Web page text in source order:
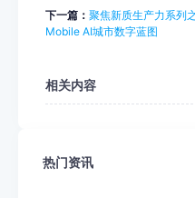
下一篇： 聚焦新质生产力系列
Mobile AI城市数字蓝图
相关内容
热门资讯